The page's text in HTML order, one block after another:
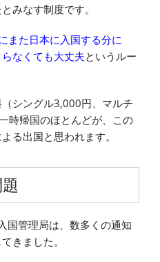
みなす制度です。
また日本に入国する分に
らなくても大丈夫というルー
（シングル3,000円、マルチ
時帰国のほとんどが、この
よる出国と思われます。
国管理局は、数多くの通知
きました。